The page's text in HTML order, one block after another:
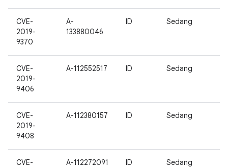
CVE-
2019-
9370
A-
133880046
ID Sedang
CVE-
2019-
9406
A-112552517 ID Sedang
CVE-
2019-
9408
A-112380157 ID Sedang
CVE- A-112272091 ID Sedang